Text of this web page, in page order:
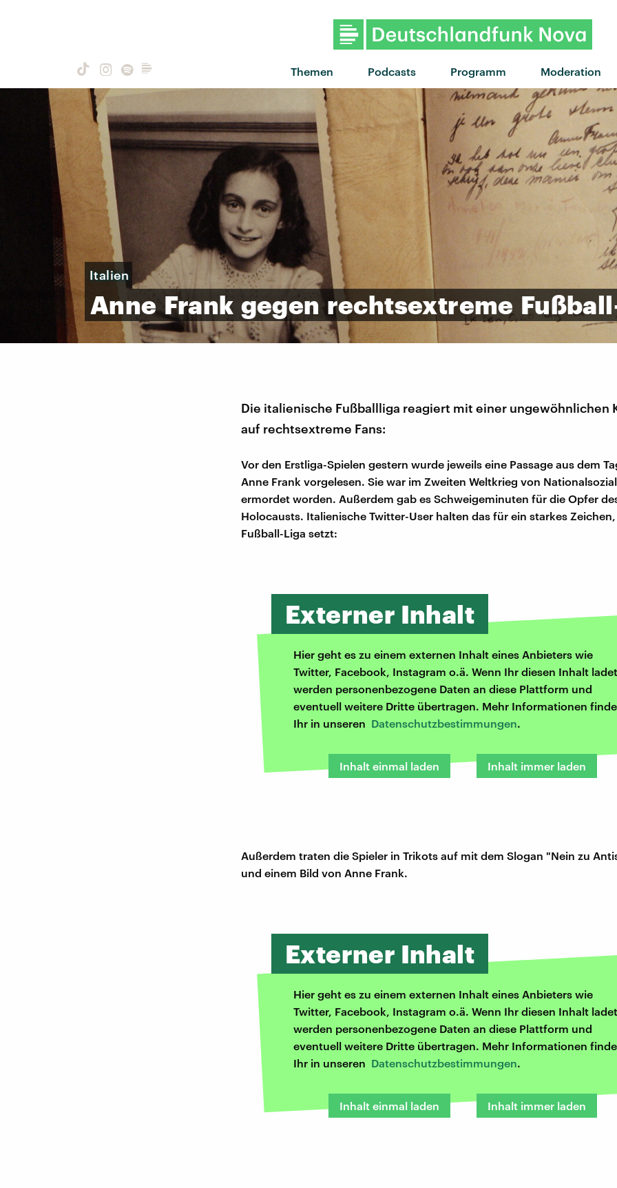
Themen Podcasts Programm Moderation
"Changes" von Tommy
Italien
Anne Frank gegen rechtsextreme
Die italienische Fußballliga reagiert mit einer ungewöhnlichen
auf rechtsextreme Fans:
Vor den Erstliga-Spielen gestern wurde jeweils eine Passage aus dem
Anne Frank vorgelesen. Sie war im Zweiten Weltkrieg von
ermordet worden. Außerdem gab es Schweigeminuten für die Opfer
Holocausts. Italienische Twitter-User halten das für ein starkes
Fußball-Liga setzt:
Externer Inhalt
Hier geht es zu einem externen Inhalt eines Anbieters wie
Twitter, Facebook, Instagram o.ä. Wenn Ihr diesen Inhalt
werden personenbezogene Daten an diese Plattform und
eventuell weitere Dritte übertragen. Mehr Informationen
Ihr in unseren Datenschutzbestimmungen.
Inhalt einmal laden Inhalt immer laden
Außerdem traten die Spieler in Trikots auf mit dem Slogan "Nein zu
und einem Bild von Anne Frank.
Externer Inhalt
Hier geht es zu einem externen Inhalt eines Anbieters wie
Twitter, Facebook, Instagram o.ä. Wenn Ihr diesen Inhalt
werden personenbezogene Daten an diese Plattform und
eventuell weitere Dritte übertragen. Mehr Informationen
Ihr in unseren Datenschutzbestimmungen.
Inhalt einmal laden Inhalt immer laden